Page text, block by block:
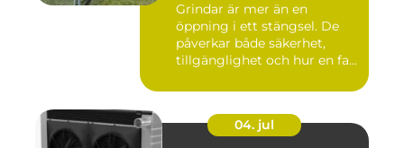
Grindar är mer än en
öppning i ett stängsel. De
påverkar både säkerhet,
tillgänglighet och hur en fa...
04. jul